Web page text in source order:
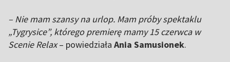
– Nie mam szansy na urlop. Mam próby spektaklu
„Tygrysice”, którego premierę mamy 15 czerwca w
Scenie Relax– powiedziała Ania Samusionek.